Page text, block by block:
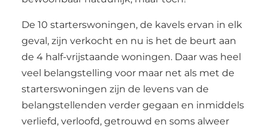
De 10 starterswoningen, de kavels ervan in elk
geval, zijn verkocht en nu is het de beurt aan
de 4 half-vrijstaande woningen. Daar was heel
veel belangstelling voor maar net als met de
starterswoningen zijn de levens van de
belangstellenden verder gegaan en inmiddels
verliefd, verloofd, getrouwd en soms alweer